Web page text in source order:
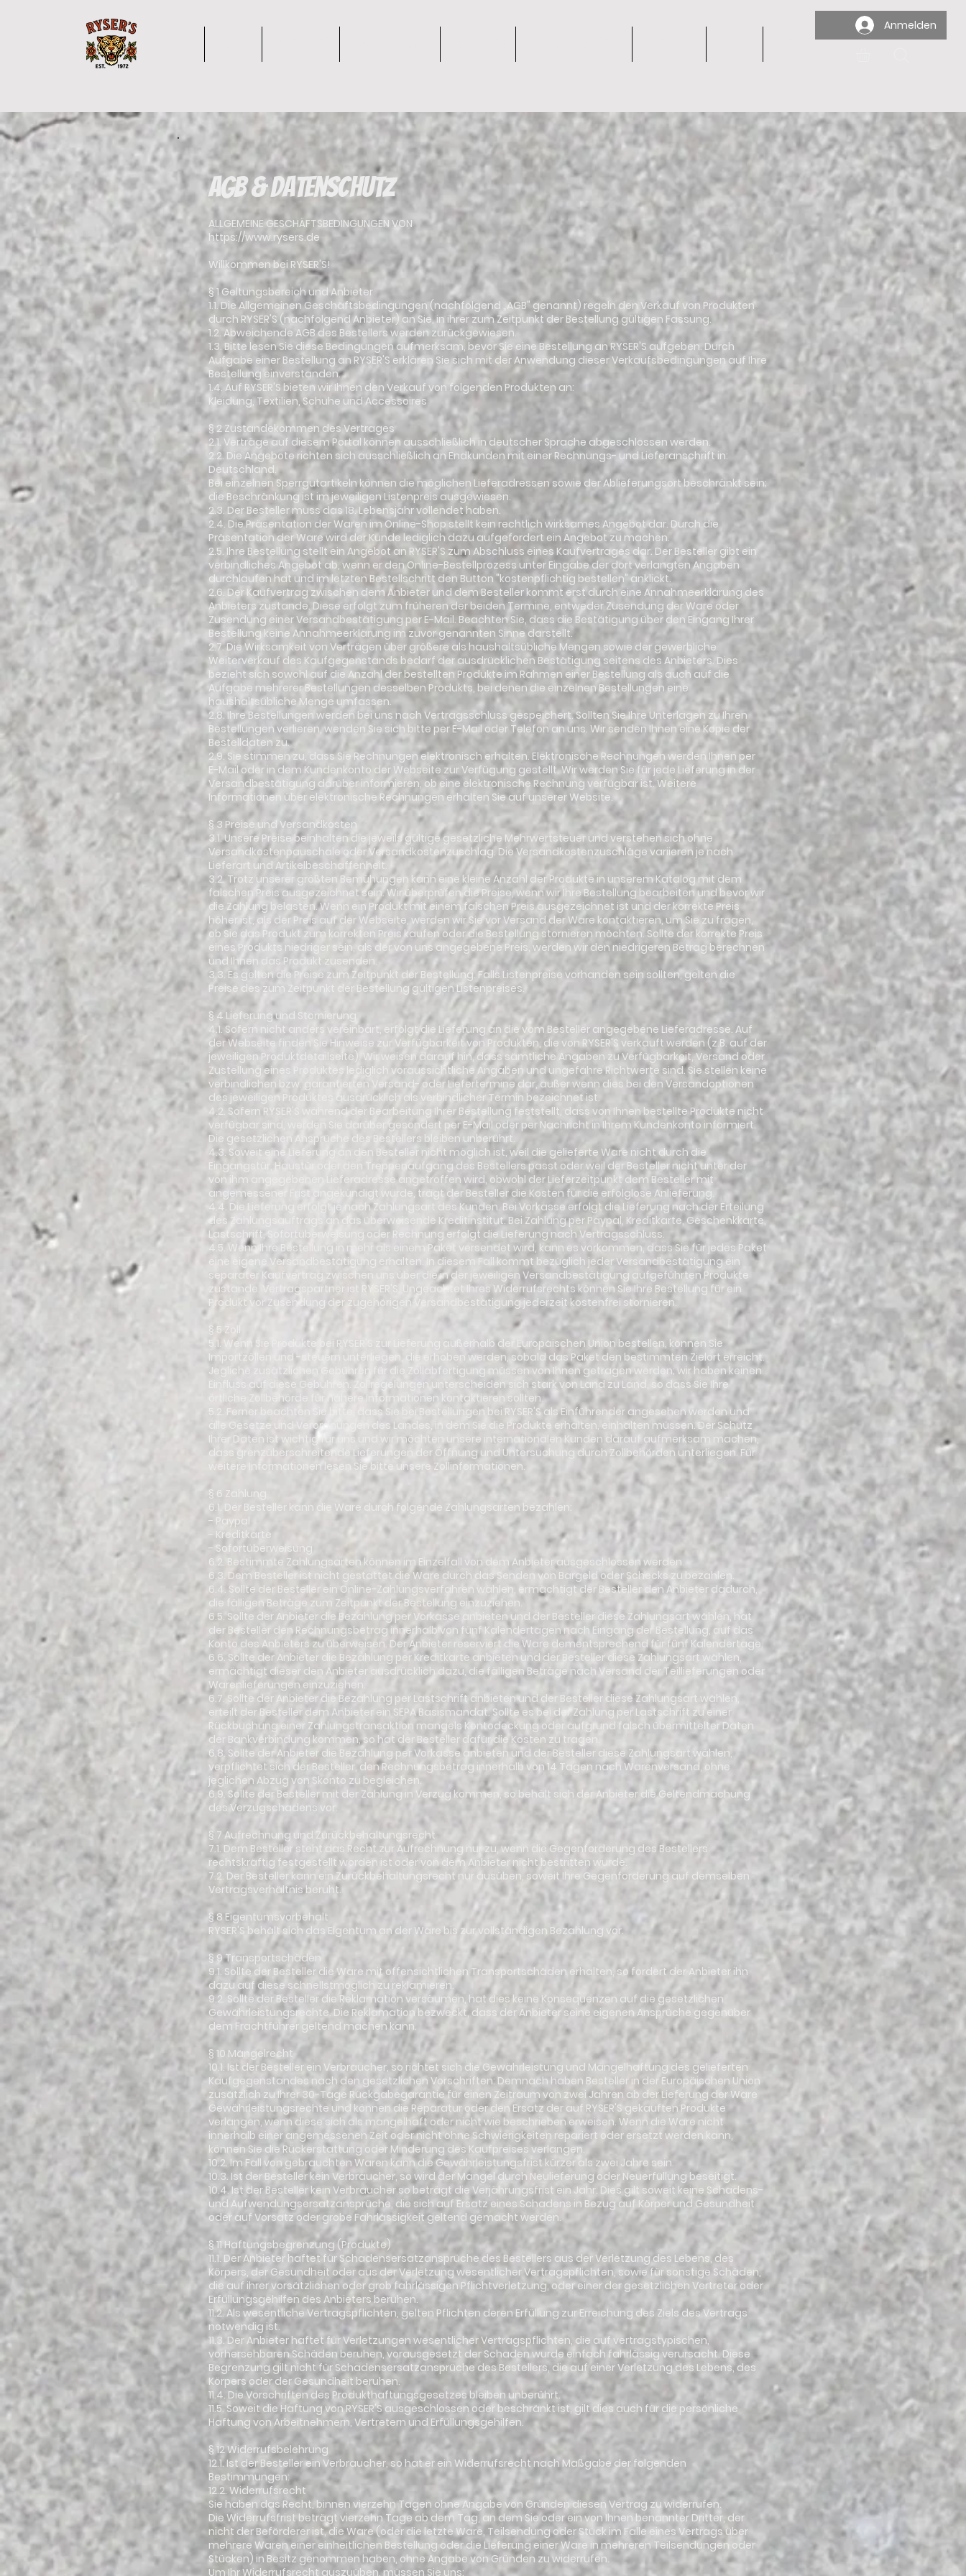
Anmelden
AGB & Datenschutz
ALLGEMEINE GESCHÄFTSBEDINGUNGEN VON
https://www.rysers.de
Willkommen bei RYSER'S!
§ 1 Geltungsbereich und Anbieter
1.1. Die Allgemeinen Geschäftsbedingungen (nachfolgend „AGB" genannt) regeln den Verkauf von Produkten
durch RYSER'S (nachfolgend Anbieter) an Sie, in ihrer zum Zeitpunkt der Bestellung gültigen Fassung.
1.2. Abweichende AGB des Bestellers werden zurückgewiesen.
1.3. Bitte lesen Sie diese Bedingungen aufmerksam, bevor Sie eine Bestellung an RYSER'S aufgeben. Durch
Aufgabe einer Bestellung an RYSER'S erklären Sie sich mit der Anwendung dieser Verkaufsbedingungen auf Ihre
Bestellung einverstanden.
1.4. Auf RYSER'S bieten wir Ihnen den Verkauf von folgenden Produkten an:
Kleidung, Textilien, Schuhe und Accessoires
§ 2 Zustandekommen des Vertrages
2.1. Verträge auf diesem Portal können ausschließlich in deutscher Sprache abgeschlossen werden.
2.2. Die Angebote richten sich ausschließlich an Endkunden mit einer Rechnungs- und Lieferanschrift in:
Deutschland.
Bei einzelnen Sperrgutartikeln können die möglichen Lieferadressen sowie der Ablieferungsort beschränkt sein;
die Beschränkung ist im jeweiligen Listenpreis ausgewiesen.
2.3. Der Besteller muss das 18. Lebensjahr vollendet haben.
2.4. Die Präsentation der Waren im Online-Shop stellt kein rechtlich wirksames Angebot dar. Durch die
Präsentation der Ware wird der Kunde lediglich dazu aufgefordert ein Angebot zu machen.
2.5. Ihre Bestellung stellt ein Angebot an RYSER'S zum Abschluss eines Kaufvertrages dar. Der Besteller gibt ein
verbindliches Angebot ab, wenn er den Online-Bestellprozess unter Eingabe der dort verlangten Angaben
durchlaufen hat und im letzten Bestellschritt den Button "kostenpflichtig bestellen" anklickt.
2.6. Der Kaufvertrag zwischen dem Anbieter und dem Besteller kommt erst durch eine Annahmeerklärung des
Anbieters zustande. Diese erfolgt zum früheren der beiden Termine, entweder Zusendung der Ware oder
Zusendung einer Versandbestätigung per E-Mail. Beachten Sie, dass die Bestätigung über den Eingang Ihrer
Bestellung keine Annahmeerklärung im zuvor genannten Sinne darstellt.
2.7. Die Wirksamkeit von Verträgen über größere als haushaltsübliche Mengen sowie der gewerbliche
Weiterverkauf des Kaufgegenstands bedarf der ausdrücklichen Bestätigung seitens des Anbieters. Dies
bezieht sich sowohl auf die Anzahl der bestellten Produkte im Rahmen einer Bestellung als auch auf die
Aufgabe mehrerer Bestellungen desselben Produkts, bei denen die einzelnen Bestellungen eine
haushaltsübliche Menge umfassen.
2.8. Ihre Bestellungen werden bei uns nach Vertragsschluss gespeichert. Sollten Sie Ihre Unterlagen zu Ihren
Bestellungen verlieren, wenden Sie sich bitte per E-Mail oder Telefon an uns. Wir senden Ihnen eine Kopie der
Bestelldaten zu.
2.9. Sie stimmen zu, dass Sie Rechnungen elektronisch erhalten. Elektronische Rechnungen werden Ihnen per
E-Mail oder in dem Kundenkonto der Webseite zur Verfügung gestellt. Wir werden Sie für jede Lieferung in der
Versandbestätigung darüber informieren, ob eine elektronische Rechnung verfügbar ist. Weitere
Informationen über elektronische Rechnungen erhalten Sie auf unserer Website.
§ 3 Preise und Versandkosten
3.1. Unsere Preise beinhalten die jeweils gültige gesetzliche Mehrwertsteuer und verstehen sich ohne
Versandkostenpauschale oder Versandkostenzuschlag. Die Versandkostenzuschläge variieren je nach
Lieferart und Artikelbeschaffenheit.
3.2. Trotz unserer größten Bemühungen kann eine kleine Anzahl der Produkte in unserem Katalog mit dem
falschen Preis ausgezeichnet sein. Wir überprüfen die Preise, wenn wir Ihre Bestellung bearbeiten und bevor wir
die Zahlung belasten. Wenn ein Produkt mit einem falschen Preis ausgezeichnet ist und der korrekte Preis
höher ist, als der Preis auf der Webseite, werden wir Sie vor Versand der Ware kontaktieren, um Sie zu fragen,
ob Sie das Produkt zum korrekten Preis kaufen oder die Bestellung stornieren möchten. Sollte der korrekte Preis
eines Produkts niedriger sein, als der von uns angegebene Preis, werden wir den niedrigeren Betrag berechnen
und Ihnen das Produkt zusenden.
3.3. Es gelten die Preise zum Zeitpunkt der Bestellung. Falls Listenpreise vorhanden sein sollten, gelten die
Preise des zum Zeitpunkt der Bestellung gültigen Listenpreises.
§ 4 Lieferung und Stornierung
4.1. Sofern nicht anders vereinbart, erfolgt die Lieferung an die vom Besteller angegebene Lieferadresse. Auf
der Webseite finden Sie Hinweise zur Verfügbarkeit von Produkten, die von RYSER'S verkauft werden (z.B. auf der
jeweiligen Produktdetailseite). Wir weisen darauf hin, dass sämtliche Angaben zu Verfügbarkeit, Versand oder
Zustellung eines Produktes lediglich voraussichtliche Angaben und ungefähre Richtwerte sind. Sie stellen keine
verbindlichen bzw. garantierten Versand- oder Liefertermine dar, außer wenn dies bei den Versandoptionen
des jeweiligen Produktes ausdrücklich als verbindlicher Termin bezeichnet ist.
4.2. Sofern RYSER'S während der Bearbeitung Ihrer Bestellung feststellt, dass von Ihnen bestellte Produkte nicht
verfügbar sind, werden Sie darüber gesondert per E-Mail oder per Nachricht in Ihrem Kundenkonto informiert.
Die gesetzlichen Ansprüche des Bestellers bleiben unberührt.
4.3. Soweit eine Lieferung an den Besteller nicht möglich ist, weil die gelieferte Ware nicht durch die
Eingangstür, Haustür oder den Treppenaufgang des Bestellers passt oder weil der Besteller nicht unter der
von ihm angegebenen Lieferadresse angetroffen wird, obwohl der Lieferzeitpunkt dem Besteller mit
angemessener Frist angekündigt wurde, trägt der Besteller die Kosten für die erfolglose Anlieferung.
4.4. Die Lieferung erfolgt je nach Zahlungsart des Kunden. Bei Vorkasse erfolgt die Lieferung nach der Erteilung
des Zahlungsauftrags an das überweisende Kreditinstitut. Bei Zahlung per Paypal, Kreditkarte, Geschenkkarte,
Lastschrift, Sofortüberweisung oder Rechnung erfolgt die Lieferung nach Vertragsschluss.
4.5. Wenn Ihre Bestellung in mehr als einem Paket versendet wird, kann es vorkommen, dass Sie für jedes Paket
eine eigene Versandbestätigung erhalten. In diesem Fall kommt bezüglich jeder Versandbestätigung ein
separater Kaufvertrag zwischen uns über die in der jeweiligen Versandbestätigung aufgeführten Produkte
zustande. Vertragspartner ist RYSER'S. Ungeachtet Ihres Widerrufsrechts können Sie Ihre Bestellung für ein
Produkt vor Zusendung der zugehörigen Versandbestätigung jederzeit kostenfrei stornieren.
§ 5 Zoll
5.1. Wenn Sie Produkte bei RYSER'S zur Lieferung außerhalb der Europäischen Union bestellen, können Sie
Importzöllen und -steuern unterliegen, die erhoben werden, sobald das Paket den bestimmten Zielort erreicht.
Jegliche zusätzlichen Gebühren für die Zollabfertigung müssen von Ihnen getragen werden; wir haben keinen
Einfluss auf diese Gebühren. Zollregelungen unterscheiden sich stark von Land zu Land, so dass Sie Ihre
örtliche Zollbehörde für nähere Informationen kontaktieren sollten.
5.2. Ferner beachten Sie bitte, dass Sie bei Bestellungen bei RYSER'S als Einführender angesehen werden und
alle Gesetze und Verordnungen des Landes, in dem Sie die Produkte erhalten, einhalten müssen. Der Schutz
Ihrer Daten ist wichtig für uns und wir möchten unsere internationalen Kunden darauf aufmerksam machen,
dass grenzüberschreitende Lieferungen der Öffnung und Untersuchung durch Zollbehörden unterliegen. Für
weitere Informationen lesen Sie bitte unsere Zollinformationen.
§ 6 Zahlung
6.1. Der Besteller kann die Ware durch folgende Zahlungsarten bezahlen:
- Paypal
- Kreditkarte
- Sofortüberweisung
6.2. Bestimmte Zahlungsarten können im Einzelfall von dem Anbieter ausgeschlossen werden.
6.3. Dem Besteller ist nicht gestattet die Ware durch das Senden von Bargeld oder Schecks zu bezahlen.
6.4. Sollte der Besteller ein Online-Zahlungsverfahren wählen, ermächtigt der Besteller den Anbieter dadurch,
die fälligen Beträge zum Zeitpunkt der Bestellung einzuziehen.
6.5. Sollte der Anbieter die Bezahlung per Vorkasse anbieten und der Besteller diese Zahlungsart wählen, hat
der Besteller den Rechnungsbetrag innerhalb von fünf Kalendertagen nach Eingang der Bestellung, auf das
Konto des Anbieters zu überweisen. Der Anbieter reserviert die Ware dementsprechend für fünf Kalendertage.
6.6. Sollte der Anbieter die Bezahlung per Kreditkarte anbieten und der Besteller diese Zahlungsart wählen,
ermächtigt dieser den Anbieter ausdrücklich dazu, die fälligen Beträge nach Versand der Teillieferungen oder
Warenlieferungen einzuziehen.
6.7. Sollte der Anbieter die Bezahlung per Lastschrift anbieten und der Besteller diese Zahlungsart wählen,
erteilt der Besteller dem Anbieter ein SEPA Basismandat. Sollte es bei der Zahlung per Lastschrift zu einer
Rückbuchung einer Zahlungstransaktion mangels Kontodeckung oder aufgrund falsch übermittelter Daten
der Bankverbindung kommen, so hat der Besteller dafür die Kosten zu tragen.
6.8. Sollte der Anbieter die Bezahlung per Vorkasse anbieten und der Besteller diese Zahlungsart wählen,
verpflichtet sich der Besteller, den Rechnungsbetrag innerhalb von 14 Tagen nach Warenversand, ohne
jeglichen Abzug von Skonto zu begleichen.
6.9. Sollte der Besteller mit der Zahlung in Verzug kommen, so behält sich der Anbieter die Geltendmachung
des Verzugschadens vor.
§ 7 Aufrechnung und Zurückbehaltungsrecht
7.1. Dem Besteller steht das Recht zur Aufrechnung nur zu, wenn die Gegenforderung des Bestellers
rechtskräftig festgestellt worden ist oder von dem Anbieter nicht bestritten wurde.
7.2. Der Besteller kann ein Zurückbehaltungsrecht nur ausüben, soweit Ihre Gegenforderung auf demselben
Vertragsverhältnis beruht.
§ 8 Eigentumsvorbehalt
RYSER'S behält sich das Eigentum an der Ware bis zur vollständigen Bezahlung vor.
§ 9 Transportschäden
9.1. Sollte der Besteller die Ware mit offensichtlichen Transportschäden erhalten, so fordert der Anbieter ihn
dazu auf diese schnellstmöglich zu reklamieren.
9.2. Sollte der Besteller die Reklamation versäumen, hat dies keine Konsequenzen auf die gesetzlichen
Gewährleistungsrechte. Die Reklamation bezweckt, dass der Anbieter seine eigenen Ansprüche gegenüber
dem Frachtführer geltend machen kann.
§ 10 Mängelrecht
10.1. Ist der Besteller ein Verbraucher, so richtet sich die Gewährleistung und Mängelhaftung des gelieferten
Kaufgegenstandes nach den gesetzlichen Vorschriften: Demnach haben Besteller in der Europäischen Union
zusätzlich zu Ihrer 30-Tage Rückgabegarantie für einen Zeitraum von zwei Jahren ab der Lieferung der Ware
Gewährleistungsrechte und können die Reparatur oder den Ersatz der auf RYSER'S gekauften Produkte
verlangen, wenn diese sich als mangelhaft oder nicht wie beschrieben erweisen. Wenn die Ware nicht
innerhalb einer angemessenen Zeit oder nicht ohne Schwierigkeiten repariert oder ersetzt werden kann,
können Sie die Rückerstattung oder Minderung des Kaufpreises verlangen.
10.2. Im Fall von gebrauchten Waren kann die Gewährleistungsfrist kürzer als zwei Jahre sein.
10.3. Ist der Besteller kein Verbraucher, so wird der Mangel durch Neulieferung oder Neuerfüllung beseitigt.
10.4. Ist der Besteller kein Verbraucher so beträgt die Verjährungsfrist ein Jahr. Dies gilt soweit keine Schadens-
und Aufwendungsersatzansprüche, die sich auf Ersatz eines Schadens in Bezug auf Körper und Gesundheit
oder auf Vorsatz oder grobe Fahrlässigkeit geltend gemacht werden.
§ 11 Haftungsbegrenzung (Produkte)
11.1. Der Anbieter haftet für Schadensersatzansprüche des Bestellers aus der Verletzung des Lebens, des
Körpers, der Gesundheit oder aus der Verletzung wesentlicher Vertragspflichten, sowie für sonstige Schäden,
die auf ihrer vorsätzlichen oder grob fahrlässigen Pflichtverletzung, oder einer der gesetzlichen Vertreter oder
Erfüllungsgehilfen des Anbieters beruhen.
11.2. Als wesentliche Vertragspflichten, gelten Pflichten deren Erfüllung zur Erreichung des Ziels des Vertrags
notwendig ist.
11.3. Der Anbieter haftet für Verletzungen wesentlicher Vertragspflichten, die auf vertragstypischen,
vorhersehbaren Schäden beruhen, vorausgesetzt der Schaden wurde einfach fahrlässig verursacht. Diese
Begrenzung gilt nicht für Schadensersatzansprüche des Bestellers, die auf einer Verletzung des Lebens, des
Körpers oder der Gesundheit beruhen.
11.4. Die Vorschriften des Produkthaftungsgesetzes bleiben unberührt.
11.5. Soweit die Haftung von RYSER'S ausgeschlossen oder beschränkt ist, gilt dies auch für die persönliche
Haftung von Arbeitnehmern, Vertretern und Erfüllungsgehilfen.
§ 12 Widerrufsbelehrung
12.1. Ist der Besteller ein Verbraucher, so hat er ein Widerrufsrecht nach Maßgabe der folgenden
Bestimmungen:
12.2. Widerrufsrecht
Sie haben das Recht, binnen vierzehn Tagen ohne Angabe von Gründen diesen Vertrag zu widerrufen.
Die Widerrufsfrist beträgt vierzehn Tage ab dem Tag, an dem Sie oder ein von Ihnen benannter Dritter, der
nicht der Beförderer ist, die Ware (oder die letzte Ware, Teilsendung oder Stück im Falle eines Vertrags über
mehrere Waren einer einheitlichen Bestellung oder die Lieferung einer Ware in mehreren Teilsendungen oder
Stücken) in Besitz genommen haben, ohne Angabe von Gründen zu widerrufen.
Um Ihr Widerrufsrecht auszuüben, müssen Sie uns: